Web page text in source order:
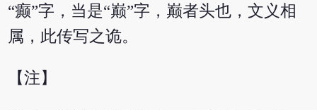
“癫”字，当是“巅”字，巅者头也，文义相
属，此传写之诡。
【注】